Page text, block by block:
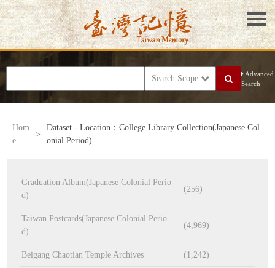
Search Scope
Advanced
Search
Hom
e
>
Dataset - Location：College Library Collection(Japanese Col
onial Period)
Graduation Album(Japanese Colonial Perio
d)
(256)
Taiwan Postcards(Japanese Colonial Perio
d)
(4,969)
Beigang Chaotian Temple Archives (1,242)